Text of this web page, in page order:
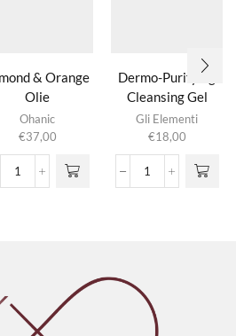
& Orange
Olie
Ohanic
€37,00
Almond
Dermo-Purifying
Cleansing Gel
Gli Elementi
€18,00
Dermo-